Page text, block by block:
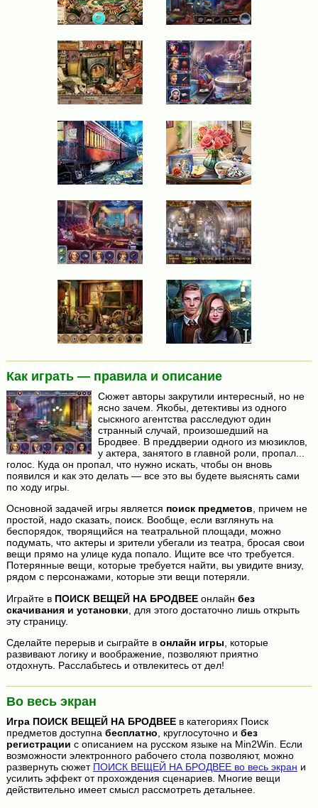
Как играть — правила и описание
Сюжет авторы закрутили интересный, но не
ясно зачем. Якобы, детективы из одного
сыскного агентства расследуют один
странный случай, произошедший на
Бродвее. В преддверии одного из мюзиклов,
у актера, занятого в главной роли, пропал...
голос. Куда он пропал, что нужно искать, чтобы он вновь
появился и как это делать — все это вы будете выяснять сами
по ходу игры.
Основной задачей игры является поиск предметов , причем не
простой, надо сказать, поиск. Вообще, если взглянуть на
беспорядок, творящийся на театральной площади, можно
подумать, что актеры и зрители убегали из театра, бросая свои
вещи прямо на улице куда попало. Ищите все что требуется.
Потерянные вещи, которые требуется найти, вы увидите внизу,
рядом с персонажами, которые эти вещи потеряли.
Играйте в ПОИСК ВЕЩЕЙ НА БРОДВЕЕонлайн без
скачивания и установки , для этого достаточно лишь открыть
эту страницу.
Сделайте перерыв и сыграйте в онлайн игры , которые
развивают логику и воображение, позволяют приятно
отдохнуть. Расслабьтесь и отвлекитесь от дел!
Во весь экран
Игра ПОИСК ВЕЩЕЙ НА БРОДВЕЕв категориях Поиск
предметов доступна бесплатно , круглосуточно и без
регистрации с описанием на русском языке на Min2Win. Если
возможности электронного рабочего стола позволяют, можно
развернуть сюжет ПОИСК ВЕЩЕЙ НА БРОДВЕЕ во весь экран и
усилить эффект от прохождения сценариев. Многие вещи
действительно имеет смысл рассмотреть детальнее.